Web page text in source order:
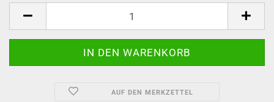
AUF DEN MERKZETTEL